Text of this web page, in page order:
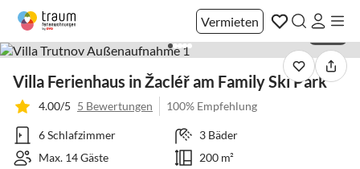
Vermieten
Villa Ferienhaus in Žacléř am Family Ski Park
4.00/5 5 Bewertungen 100% Empfehlung
6 Schlafzimmer
3 Bäder
Max. 14 Gäste
200 m²